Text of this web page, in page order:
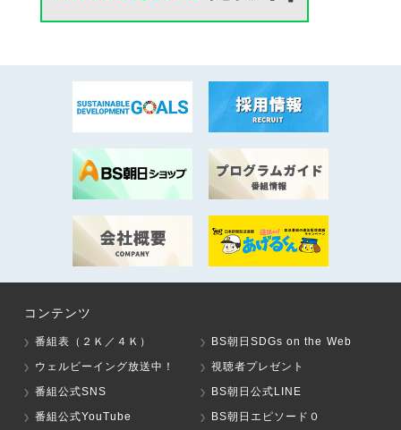
コンテンツ
番組表（２Ｋ／４Ｋ）
BS朝日SDGs on the Web
ウェルビーイング放送中！
視聴者プレゼント
番組公式SNS
BS朝日公式LINE
番組公式YouTube
BS朝日エピソード０